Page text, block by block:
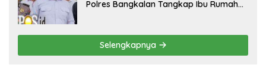
Polres Bangkalan Tangkap Ibu Rumah
Selengkapnya